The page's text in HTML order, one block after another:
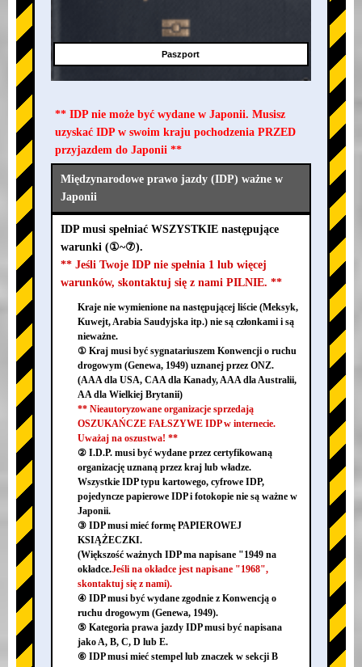
Paszport
** IDP nie może być wydane w Japonii. Musisz
uzyskać IDP w swoim kraju pochodzenia PRZED
przyjazdem do Japonii **
Międzynarodowe prawo jazdy (IDP) ważne w
Japonii
IDP musi spełniać WSZYSTKIE następujące
warunki (①~⑦).
** Jeśli Twoje IDP nie spełnia 1 lub więcej
warunków, skontaktuj się z nami PILNIE. **
Kraje nie wymienione na następującej liście (Meksyk,
Kuwejt, Arabia Saudyjska itp.) nie są członkami i są
nieważne.
① Kraj musi być sygnatariuszem Konwencji o ruchu
drogowym (Genewa, 1949) uznanej przez ONZ.
(AAA dla USA, CAA dla Kanady, AAA dla Australii,
AA dla Wielkiej Brytanii)
** Nieautoryzowane organizacje sprzedają
OSZUKAŃCZE FAŁSZYWE IDP w internecie.
Uważaj na oszustwa! **
② I.D.P. musi być wydane przez certyfikowaną
organizację uznaną przez kraj lub władze.
Wszystkie IDP typu kartowego, cyfrowe IDP,
pojedyncze papierowe IDP i fotokopie nie są ważne w
Japonii.
③ IDP musi mieć formę PAPIEROWEJ
KSIĄŻECZKI.
(Większość ważnych IDP ma napisane "1949 na
okładce.Jeśli na okładce jest napisane "1968",
skontaktuj się z nami).
④ IDP musi być wydane zgodnie z Konwencją o
ruchu drogowym (Genewa, 1949).
⑤ Kategoria prawa jazdy IDP musi być napisana
jako A, B, C, D lub E.
⑥ IDP musi mieć stempel lub znaczek w sekcji B